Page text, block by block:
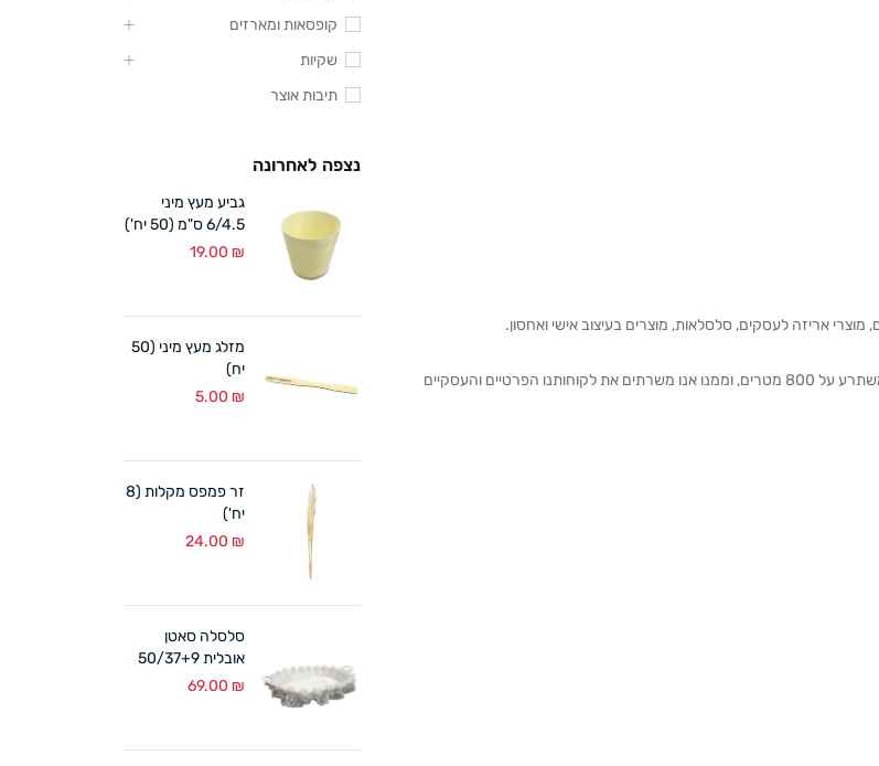
מוצרי אריזה לעסקים, סלסלאות, מוצרים בעיצוב אישי ואחסון.
אנחנו מזמינים אותכם להתרשם מאולם התצוגה הגדול והמרשים ביותר בצפון המשתרע על 800 מטרים, וממנו אנו משרתים את לקוחותנו הפרטיים והעסקיים
קופסאות ומארזים
שקיות
תיבות אוצר
נצפה לאחרונה
גביע מעץ מיני
6/4.5 ס"מ (50 יח')
19.00 ₪
מזלג מעץ מיני (50
יח)
5.00 ₪
זר פמפס מקלות (8
יח')
24.00 ₪
סלסלה סאטן
אובלית 50/37+9
ס"מ לבן
69.00 ₪